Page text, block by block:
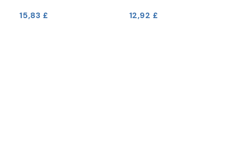
15,83 £ 12,92 £